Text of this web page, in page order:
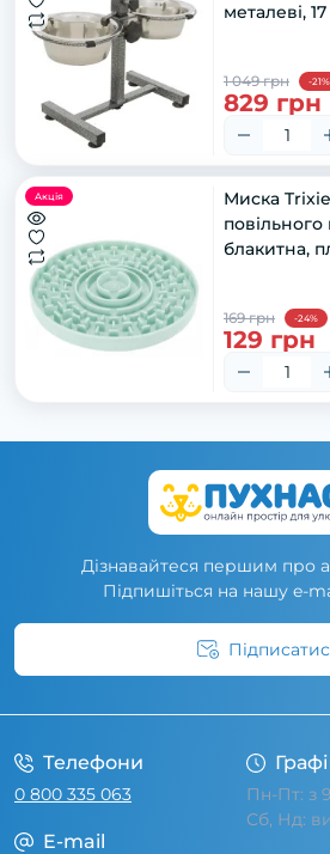
металеві,
1 049 грн -21%
829 грн
Акція
Миска
блакитна,
169 грн -24%
129 грн
Дізнавайтеся першим про
Підпишіться на нашу e-
Телефони
0 800 335 063
Пн-Пт: з
Сб, Нд:
E-mail